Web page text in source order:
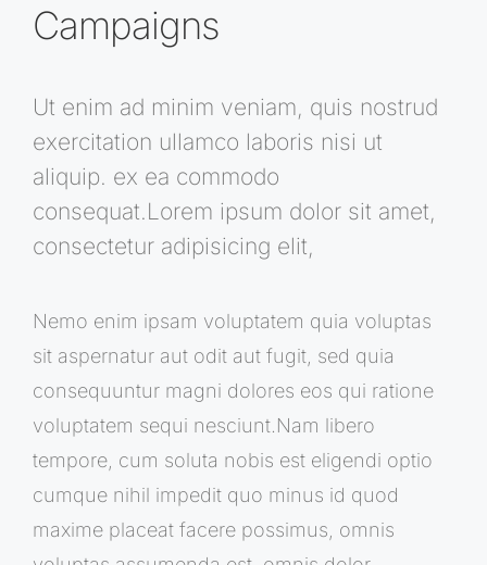
Campaigns
Ut enim ad minim veniam, quis nostrud
exercitation ullamco laboris nisi ut
aliquip. ex ea commodo
consequat.Lorem ipsum dolor sit amet,
consectetur adipisicing elit,
Nemo enim ipsam voluptatem quia voluptas
sit aspernatur aut odit aut fugit, sed quia
consequuntur magni dolores eos qui ratione
voluptatem sequi nesciunt.Nam libero
tempore, cum soluta nobis est eligendi optio
cumque nihil impedit quo minus id quod
maxime placeat facere possimus, omnis